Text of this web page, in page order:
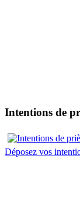
Intentions de
Déposez vos